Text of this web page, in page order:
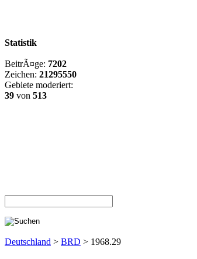
Statistik
BeitrÃ¤ge: 7202
Zeichen: 21295550
Gebiete moderiert:
39 von 513
Deutschland > BRD > 1968.29